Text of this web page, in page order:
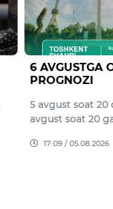
6 AVGUSTGA
PROGNOZI
5 avgust soat 20
avgust soat 20
17:09 / 05.08.2026